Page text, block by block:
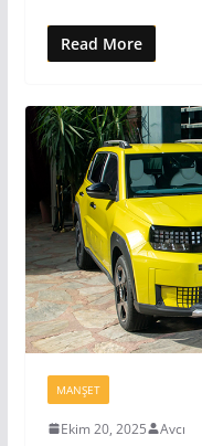
Read More
MANŞET
Ekim 20, 2025 Avcı